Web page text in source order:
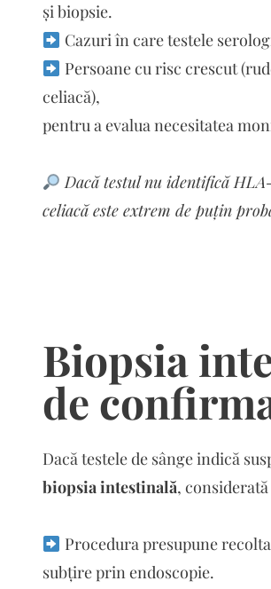
și biopsie.
Cazuri în care testele
Persoane cu risc crescut
celiacă),
pentru a evalua necesitatea
Dacă testul nu identifică
celiacă este extrem de puțin
Biopsia
de
Dacă testele de sânge indică
biopsia intestinală,
Procedura presupune
subțire prin endoscopie.